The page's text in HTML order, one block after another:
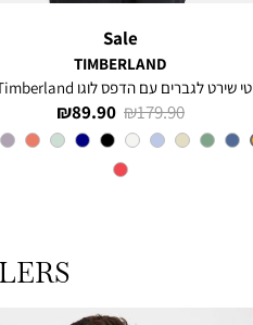
Sale
TIMBERLAND
טי שירט לגברים עם הדפס לוגו Timberland®
מחיר
מוצר
89.90 ₪
מחיר
רגיל
179.90 ₪
צבע
Orange